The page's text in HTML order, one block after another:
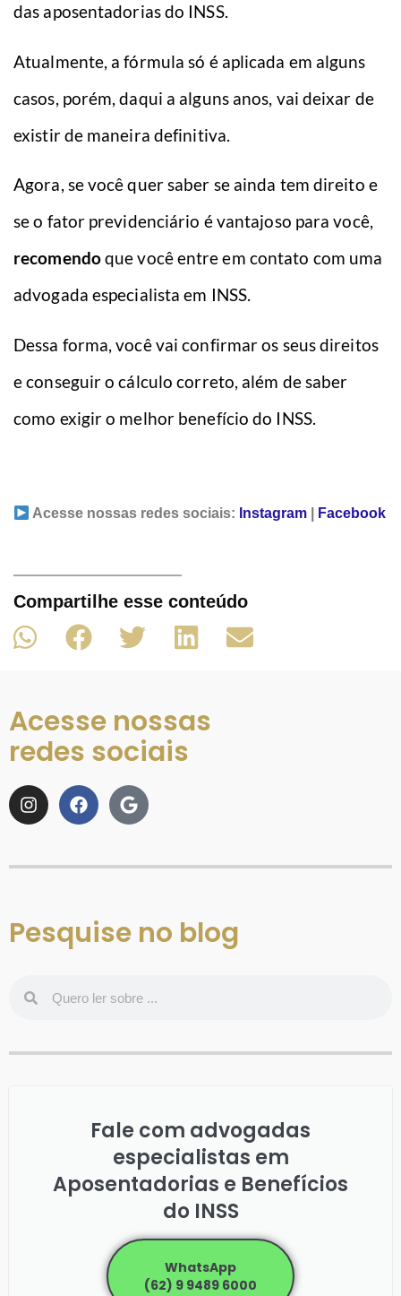
das aposentadorias do INSS.
Atualmente, a fórmula só é aplicada em alguns
casos, porém, daqui a alguns anos, vai deixar de
existir de maneira definitiva.
Agora, se você quer saber se ainda tem direito e
se o fator previdenciário é vantajoso para você,
recomendoque você entre em contato com uma
advogada especialista em INSS.
Dessa forma, você vai confirmar os seus direitos
e conseguir o cálculo correto, além de saber
como exigir o melhor benefício do INSS.
Acesse nossas redes sociais: Instagram Facebook
Compartilhe esse conteúdo
Acesse nossas
redes sociais
Pesquise no blog
Fale com advogadas
especialistas em
Aposentadorias e Benefícios
do INSS
WhatsApp
(62) 9 9489 6000